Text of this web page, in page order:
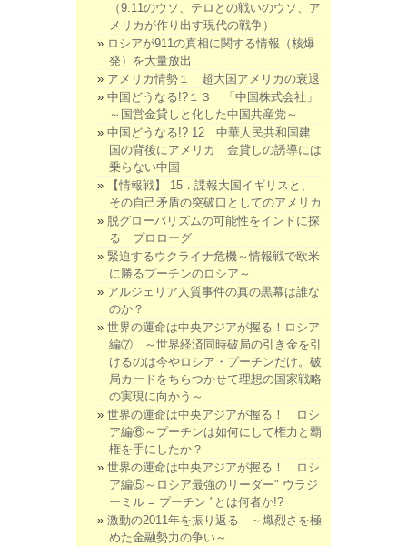
（9.11のウソ、テロとの戦いのウソ、ア
メリカが作り出す現代の戦争）
ロシアが911の真相に関する情報（核爆
発）を大量放出
アメリカ情勢１ 超大国アメリカの衰退
中国どうなる!?１３ 「中国株式会社」
～国営金貸しと化した中国共産党～
中国どうなる!? 12 中華人民共和国建
国の背後にアメリカ 金貸しの誘導には
乗らない中国
【情報戦】 15．諜報大国イギリスと、
その自己矛盾の突破口としてのアメリカ
脱グローバリズムの可能性をインドに探
る プロローグ
緊迫するウクライナ危機～情報戦で欧米
に勝るプーチンのロシア～
アルジェリア人質事件の真の黒幕は誰な
のか？
世界の運命は中央アジアが握る！ロシア
編⑦ ～世界経済同時破局の引き金を引
けるのは今やロシア・プーチンだけ。破
局カードをちらつかせて理想の国家戦略
の実現に向かう～
世界の運命は中央アジアが握る！ ロシ
ア編⑥～プーチンは如何にして権力と覇
権を手にしたか？
世界の運命は中央アジアが握る！ ロシ
ア編⑤～ロシア最強のリーダー" ウラジ
ーミル = プーチン "とは何者か!?
激動の2011年を振り返る ～熾烈さを極
めた金融勢力の争い～